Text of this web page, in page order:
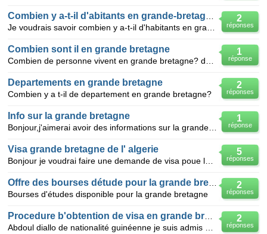
2
réponses
1
réponse
Combien sont il en grande bretagne
2
réponses
Departements en grande bretagne
Combien y a t-il de departement en grande bretagne?
1
réponse
Info sur la grande bretagne
5
réponses
Visa grande bretagne de l' algerie
2
réponses
Bourses d'études disponible pour la grande bretagne
2
réponses